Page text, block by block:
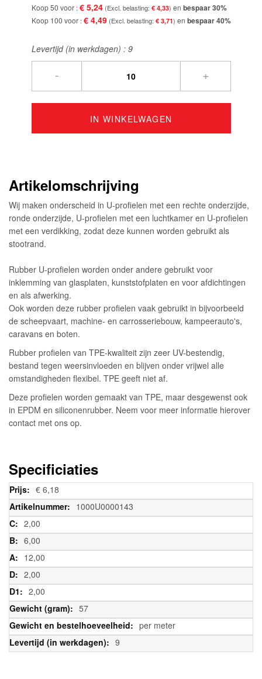
Koop 50 voor € 5,24 € 4,33 en bespaar30%
Koop 100 voor € 4,49 € 3,71 en bespaar40%
Levertijd (in werkdagen) : 9
- +
IN WINKELWAGEN
Artikelomschrijving
Wij maken onderscheid in U-profielen met een rechte onderzijde,
ronde onderzijde, U-profielen met een luchtkamer en U-profielen
met een verdikking, zodat deze kunnen worden gebruikt als
stootrand.
Rubber U-profielen worden onder andere gebruikt voor
inklemming van glasplaten, kunststofplaten en voor afdichtingen
en als afwerking.
Ook worden deze rubber profielen vaak gebruikt in bijvoorbeeld
de scheepvaart, machine- en carrosseriebouw, kampeerauto's,
caravans en boten.
Rubber profielen van TPE-kwaliteit zijn zeer UV-bestendig,
bestand tegen weersinvloeden en blijven onder vrijwel alle
omstandigheden flexibel. TPE geeft niet af.
Deze profielen worden gemaakt van TPE, maar desgewenst ook
in EPDM en siliconenrubber. Neem voor meer informatie hierover
contact met ons op.
Specificiaties
Meer
informatie
€ 6,18
1000U0000143
2,00
6,00
12,00
2,00
2,00
57
per meter
9